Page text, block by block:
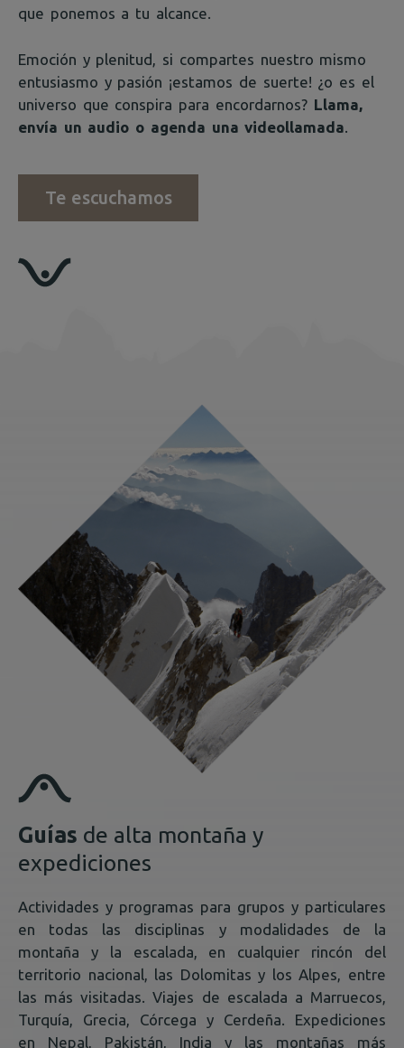
que ponemos a tu alcance.
Emoción y plenitud, si compartes nuestro mismo
entusiasmo y pasión ¡estamos de suerte! ¿o es el
universo que conspira para encordarnos? Llama,
envía un audio o agenda una videollamada
Te escuchamos
Guías de alta montaña y
expediciones
Actividades y programas para grupos y particulares
en todas las disciplinas y modalidades de la
montaña y la escalada, en cualquier rincón del
territorio nacional, las Dolomitas y los Alpes, entre
las más visitadas. Viajes de escalada a Marruecos,
Turquía, Grecia, Córcega y Cerdeña. Expediciones
en Nepal, Pakistán, India y las montañas más